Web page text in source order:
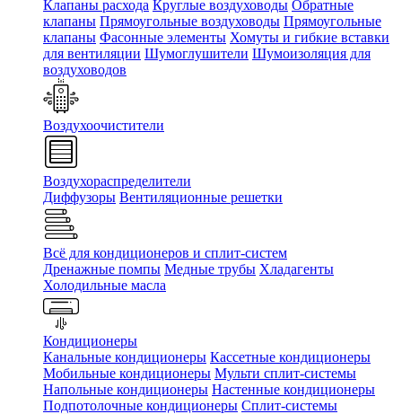
Клапаны расхода Круглые воздуховоды Обратные
клапаны Прямоугольные воздуховоды Прямоугольные
клапаны Фасонные элементы Хомуты и гибкие вставки
для вентиляции Шумоглушители Шумоизоляция для
воздуховодов
Воздухоочистители
Воздухораспределители
Диффузоры Вентиляционные решетки
Всё для кондиционеров и сплит-систем
Дренажные помпы Медные трубы Хладагенты
Холодильные масла
Кондиционеры
Канальные кондиционеры Кассетные кондиционеры
Мобильные кондиционеры Мульти сплит-системы
Напольные кондиционеры Настенные кондиционеры
Подпотолочные кондиционеры Сплит-системы